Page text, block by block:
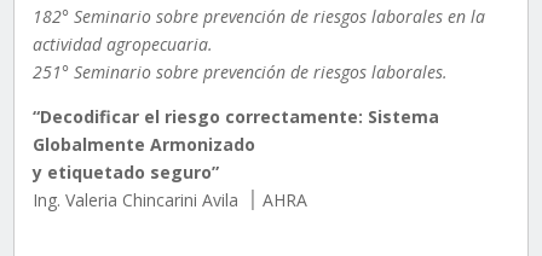
182° Seminario sobre prevención de riesgos laborales en la
actividad agropecuaria.
251° Seminario sobre prevención de riesgos laborales.
“Decodificar el riesgo correctamente: Sistema
Globalmente Armonizado
y etiquetado seguro”
Ing. Valeria Chincarini Avila ׀ AHRA